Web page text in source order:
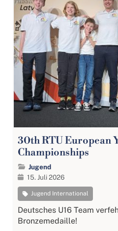
30th RTU European
Championships
Jugend
15. Juli 2026
Jugend International
Deutsches U16 Team
Bronzemedaille!